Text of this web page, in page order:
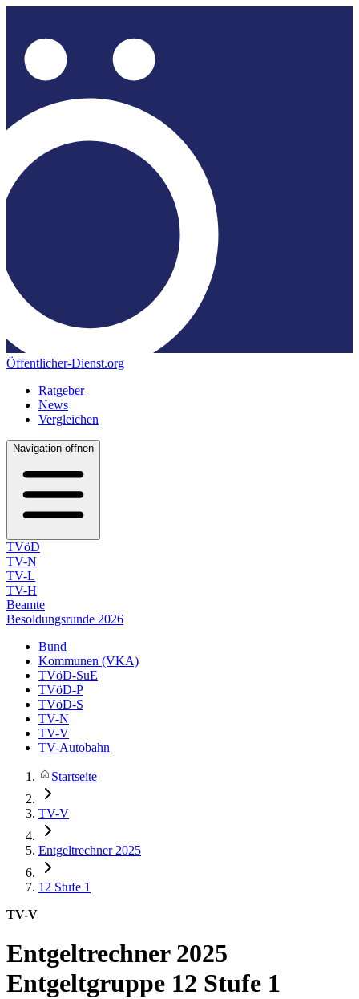
Öffentlicher-Dienst.org
Ratgeber
News
Vergleichen
Navigation öffnen
TVöD
TV-N
TV-L
TV-H
Beamte
Besoldungsrunde 2026
Bund
Kommunen (VKA)
TVöD-SuE
TVöD-P
TVöD-S
TV-N
TV-V
TV-Autobahn
Startseite
TV-V
Entgeltrechner 2025
12 Stufe 1
TV-V
Entgeltrechner 2025
Entgeltgruppe 12 Stufe 1